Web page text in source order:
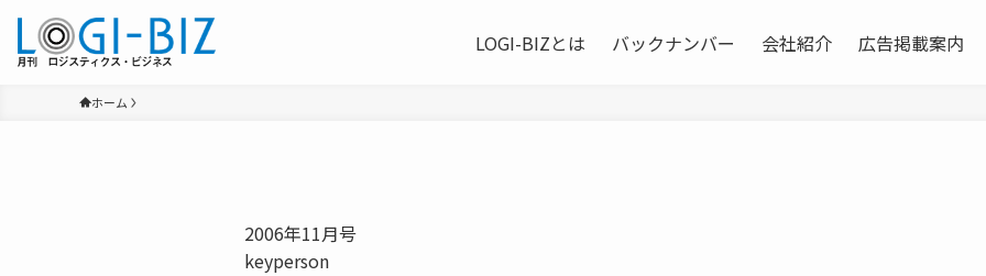
LOGI-BIZとは バックナンバー 会社紹介 広告掲載案内
ホーム
2006年11月号
keyperson